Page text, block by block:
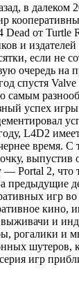
в далеком
от Turtle
и
если не
очередь на
спустя
самым
успех
L4D2
время. С
выпустив
Portal 2, что
предыдущие
игр
кино,
выживачи и
рогалики и
шутеров,
игр